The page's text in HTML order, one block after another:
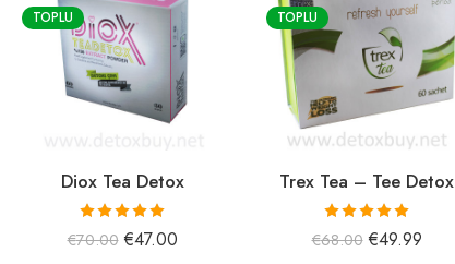
TOPLU
Diox Tea Detox
5 üzerinden
5.00oy aldı
€70.00 €47.00
TOPLU
Trex Tea – Tee Detox
5 üzerinden
5.00oy aldı
€68.00 €49.99